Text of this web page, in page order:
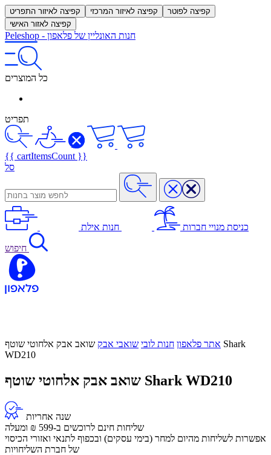
קפיצה לאיזור התפריט קפיצה לאיזור המרכזי
קפיצה לפוטר
קפיצה לאזור האישי
Peleshop - חנות האונליין של פלאפון
כל המוצרים
תפריט
{{ cartItemsCount }}
סל
כניסת מנויי חברות חנות אילת
חיפוש
אתר פלאפון חנות לובי שואבי אבק שואב אבק אלחוטי שוטף Shark
WD210
שואב אבק אלחוטי שוטף Shark WD210
שנה אחריות
שליחות חינם לרוכשים ב-599 ₪ ומעלה
​אפשרות לשליחות מהיום למחר (בימי עסקים) ובכפוף לתנאי ואזורי הכיסוי
של חברת השליחויות